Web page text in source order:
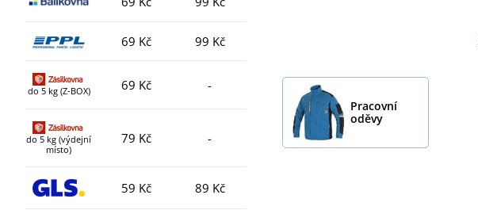
69 Kč 99 Kč
do 5 kg (Z-BOX) 69 Kč -
do 5 kg (výdejní
místo)
79 Kč -
59 Kč 89 Kč
Pracovní
oděvy